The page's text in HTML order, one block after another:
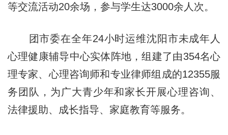
等交流活动20余场，参与学生达3000余人次。
团市委在全年24小时运维沈阳市未成年人
心理健康辅导中心实体阵地，组建了由354名心
理专家、心理咨询师和专业律师组成的12355服
务团队，为广大青少年和家长开展心理咨询、
法律援助、成长指导、家庭教育等服务。